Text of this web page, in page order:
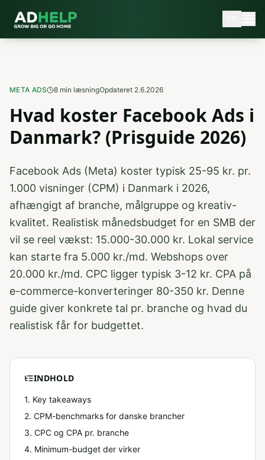
META ADS 8 min læsningOpdateret 2.6.2026
Hvad koster Facebook Ads i
Danmark? (Prisguide 2026)
Facebook Ads (Meta) koster typisk 25-95 kr. pr.
1.000 visninger (CPM) i Danmark i 2026,
afhængigt af branche, målgruppe og kreativ-
kvalitet. Realistisk månedsbudget for en SMB der
vil se reel vækst: 15.000-30.000 kr. Lokal service
kan starte fra 5.000 kr./md. Webshops over
20.000 kr./md. CPC ligger typisk 3-12 kr. CPA på
e-commerce-konverteringer 80-350 kr. Denne
guide giver konkrete tal pr. branche og hvad du
realistisk får for budgettet.
INDHOLD
1. Key takeaways
2. CPM-benchmarks for danske brancher
3. CPC og CPA pr. branche
4. Minimum-budget der virker